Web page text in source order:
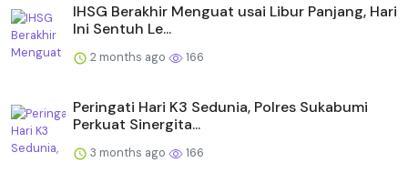
IHSG Berakhir Menguat usai Libur Panjang, Hari
Ini Sentuh Le...
2 months ago 166
Peringati Hari K3 Sedunia, Polres Sukabumi
Perkuat Sinergita...
3 months ago 166